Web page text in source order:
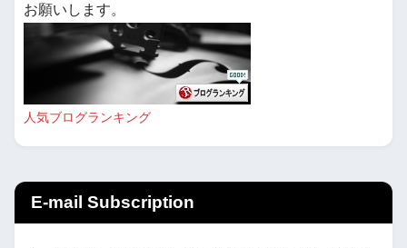
お願いします。
人気ブログランキング
E-mail Subscription